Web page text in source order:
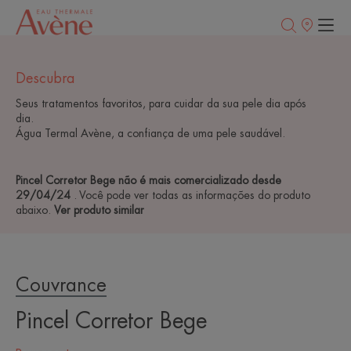
Pontos
Pincel Corretor Bege não é mais comercializado desde
29/04/24
. Você pode ver todas as informações do produto
abaixo. Ver produto similar
Descubra
Seus tratamentos favoritos, para cuidar da sua pele dia após
dia.
Água Termal Avène, a confiança de uma pele saudável.
Couvrance
Pincel Corretor Bege